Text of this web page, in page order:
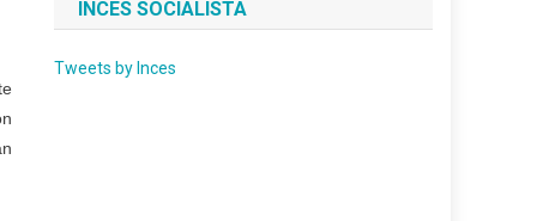
INCES SOCIALISTA
Tweets by Inces